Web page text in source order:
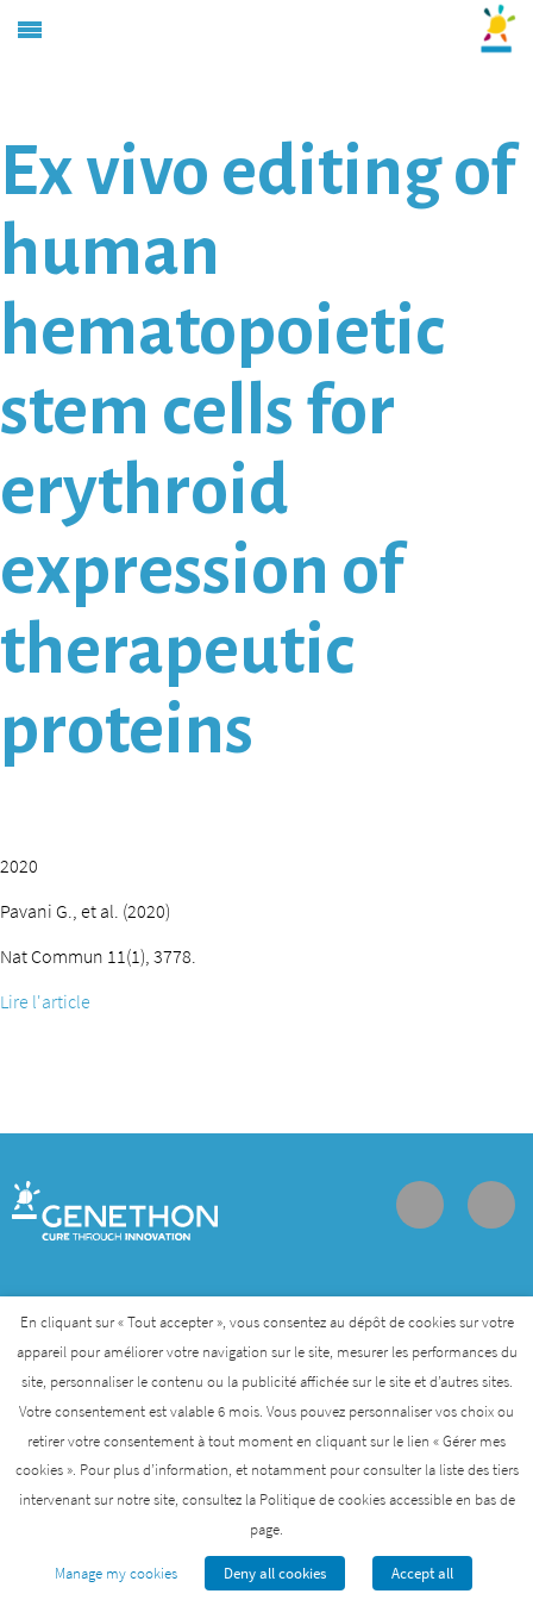
Ex vivo editing of
human
hematopoietic
stem cells for
erythroid
expression of
therapeutic
proteins
2020
Pavani G., et al. (2020)
Nat Commun 11(1), 3778.
Lire l'article
Genethon is a member of the Biotherapies Institute for
Rare Diseases that was created by AFM-Telethon
AFM-TÉLÉTHON BIOTHERAPIES INSTITUTE
INSTITUTE OF MYOLOGY
En cliquant sur « Tout accepter », vous consentez au dépôt de cookies sur votre
appareil pour améliorer votre navigation sur le site, mesurer les performances du
site, personnaliser le contenu ou la publicité affichée sur le site et d’autres sites.
Votre consentement est valable 6 mois. Vous pouvez personnaliser vos choix ou
retirer votre consentement à tout moment en cliquant sur le lien « Gérer mes
cookies ». Pour plus d’information, et notamment pour consulter la liste des tiers
intervenant sur notre site, consultez la Politique de cookies accessible en bas de
page.
Manage my cookies Deny all cookies Accept all